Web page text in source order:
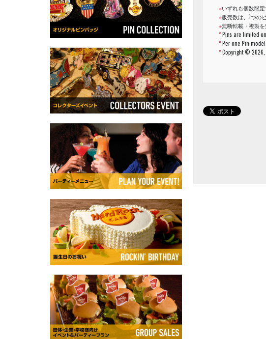
※いずれも個数限
※販売数は、1つの
※無断転載・複製を
*Pins are limited
*Per one Pin-
*Copyright ©2026,